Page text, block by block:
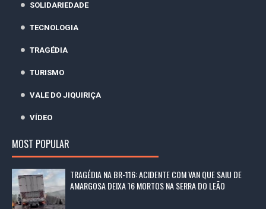
SOLIDARIEDADE
TECNOLOGIA
TRAGÉDIA
TURISMO
VALE DO JIQUIRIÇA
VÍDEO
MOST POPULAR
TRAGÉDIA NA BR-116: ACIDENTE COM VAN QUE SAIU DE
AMARGOSA DEIXA 16 MORTOS NA SERRA DO LEÃO